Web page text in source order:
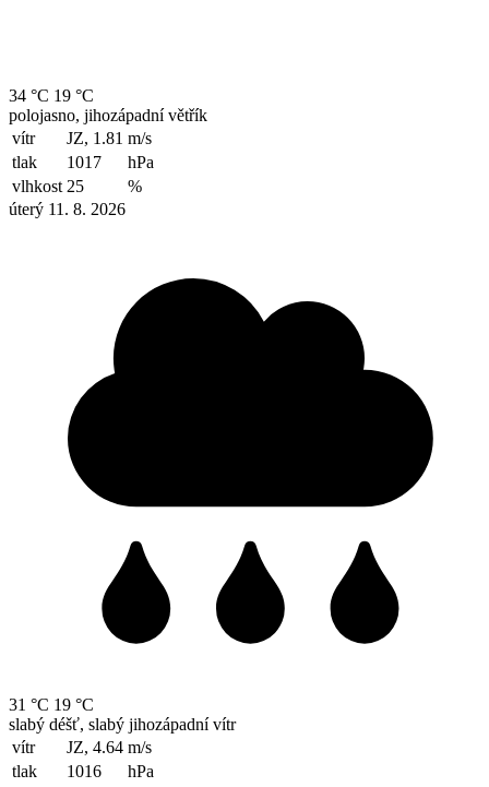
34 °C 19 °C
polojasno, jihozápadní větřík
vítr
JZ, 1.81 m/s
tlak
1017
hPa
vlhkost 25
%
úterý 11. 8. 2026
31 °C 19 °C
slabý déšť, slabý jihozápadní vítr
vítr
JZ, 4.64 m/s
tlak
1016
hPa